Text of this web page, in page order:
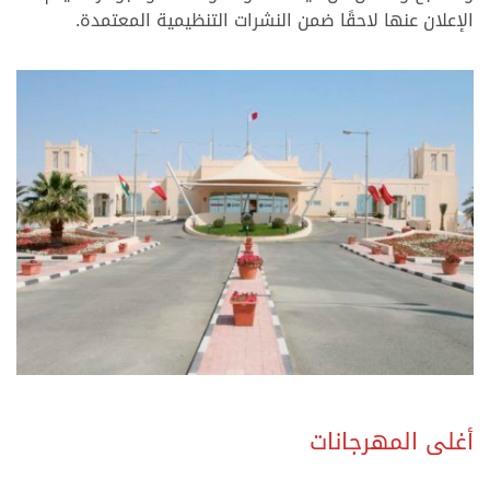
الإعلان عنها لاحقًا ضمن النشرات التنظيمية المعتمدة.
.
أغلى المهرجانات